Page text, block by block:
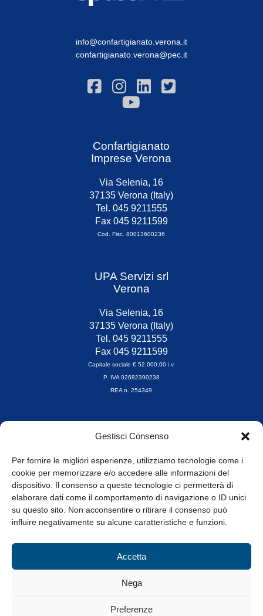
Gestisci Consenso
Per fornire le migliori esperienze, utilizziamo tecnologie come i
cookie per memorizzare e/o accedere alle informazioni del
dispositivo. Il consenso a queste tecnologie ci permetterà di
elaborare dati come il comportamento di navigazione o ID unici
su questo sito. Non acconsentire o ritirare il consenso può
influire negativamente su alcune caratteristiche e funzioni.
Accetta
Nega
Preferenze
info@confartigianato.verona.it
confartigianato.verona@pec.it
Confartigianato
Imprese Verona
Via Selenia, 16
37135 Verona (Italy)
Tel. 045 9211555
Fax 045 9211599
Cod. Fisc. 80013600236
UPA Servizi srl
Verona
Via Selenia, 16
37135 Verona (Italy)
Tel. 045 9211555
Fax 045 9211599
Capitale sociale € 52.000,00 i.v.
P. IVA 02682390238
REA n. 254349
Orari di apertura
8.30-13.00 / 14.00-17.30
Whistleblowing
© Tutti i diritti riservati
Privacy Policy e Cookie|Informativa Cookie